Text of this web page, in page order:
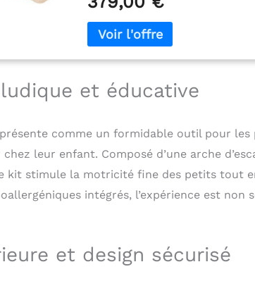
créativité. Grimper, construire
glisser et se détendre: tout cela
𝐫𝐨𝐮𝐥𝐞𝐚𝐮𝐱 𝐩𝐨𝐮𝐫 𝐥𝐞 𝐝é𝐯𝐞𝐥𝐨𝐩𝐩𝐞𝐦𝐞𝐧𝐭
expérience sensorielle
la coordination motrice des
compétences cognitives et
𝐂𝐨𝐮𝐬𝐬𝐢𝐧𝐬 𝐝𝐞 𝐜𝐨𝐧𝐟𝐨𝐫𝐭 𝐩𝐫𝐞𝐦𝐢𝐮𝐦:
et offre une surface douce.
mousseline, coton premium ou
pratique pour un lavage facile. 𝐋𝐚
WoodsCraft, la sécurité de
pour enfants sont
grande qualité et leur longévité.
et éducative
comme un formidable outil pour
leur enfant. Composé d’une arche
kit stimule la motricité fine des petits tout
intégrés, l’expérience est
et design sécurisé